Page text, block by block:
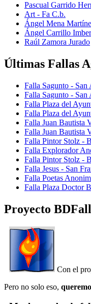
Pascual Garrido
Art - Fa C.b.
Ángel Mena
Ángel Carrillo
Raúl Zamora Jurado
Últimas Fallas
Falla Sagunto -
Falla Sagunto -
Falla Plaza del
Falla Plaza del
Falla Juan Bautista
Falla Juan Bautista
Falla Pintor Stolz -
Falla Explorador
Falla Pintor Stolz -
Falla Jesus - San
Falla Poetas
Falla Plaza Doctor
Proyecto
Con el
Pero no solo eso,